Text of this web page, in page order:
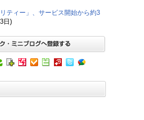
ティー」、サービス開始から約3
日)